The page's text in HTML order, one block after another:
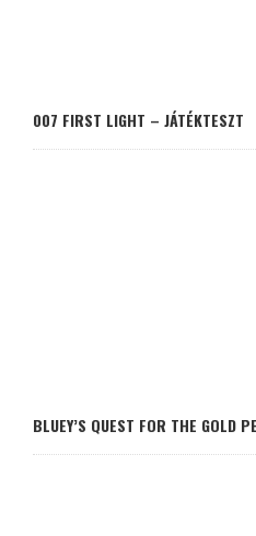
007 FIRST LIGHT – JÁTÉKTESZT
BLUEY’S QUEST FOR THE GOLD